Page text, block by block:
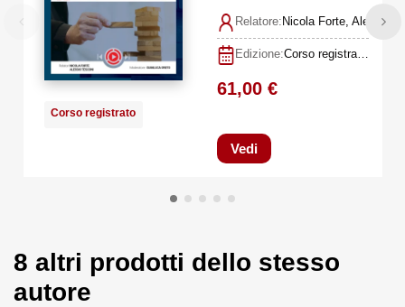
Corso registrato
Relatore: Nicola Forte, Alessio
Edizione: Corso registrato 19 settembre 2022
61,00 €
Vedi
8 altri prodotti dello stesso
autore